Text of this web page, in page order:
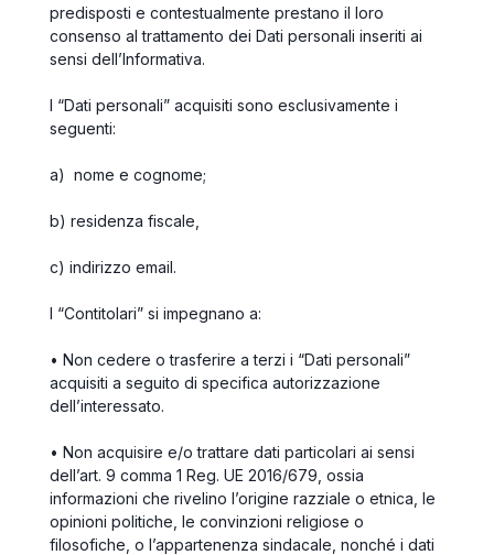
predisposti e contestualmente prestano il loro
consenso al trattamento dei Dati personali inseriti ai
sensi dell’Informativa.
I “Dati personali” acquisiti sono esclusivamente i
seguenti:
a) nome e cognome;
b) residenza fiscale,
c) indirizzo email.
I “Contitolari” si impegnano a:
• Non cedere o trasferire a terzi i “Dati personali”
acquisiti a seguito di specifica autorizzazione
dell’interessato.
• Non acquisire e/o trattare dati particolari ai sensi
dell’art. 9 comma 1 Reg. UE 2016/679, ossia
informazioni che rivelino l’origine razziale o etnica, le
opinioni politiche, le convinzioni religiose o
filosofiche, o l’appartenenza sindacale, nonché i dati